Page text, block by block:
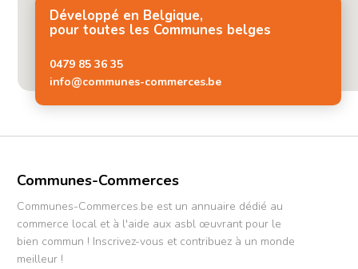
Développé en Belgique,
pour toutes les Communes belges
0479 85 36 35
info@communes-commerces.be
Communes-Commerces
Communes-Commerces.be est un annuaire dédié au
commerce local et à l'aide aux asbl œuvrant pour le
bien commun ! Inscrivez-vous et contribuez à un monde
meilleur !